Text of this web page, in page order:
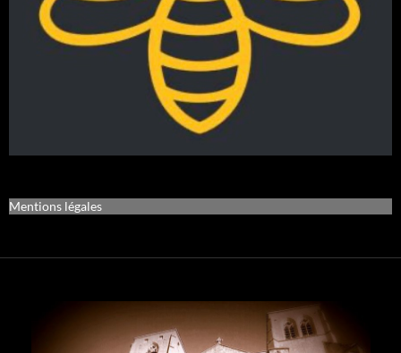
Mentions légales